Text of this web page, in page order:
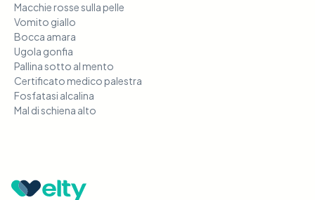
Macchie rosse sulla pelle
Vomito giallo
Bocca amara
Ugola gonfia
Pallina sotto al mento
Certificato medico palestra
Fosfatasi alcalina
Mal di schiena alto